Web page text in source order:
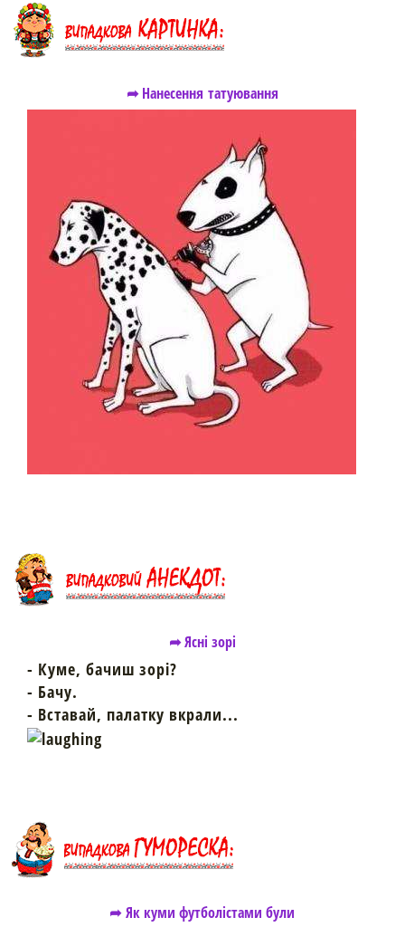
➦ Нанесення татуювання
➦ Ясні зорі
- Куме, бачиш зорі?
- Бачу.
- Вставай, палатку вкрали...
➦ Як куми футболістами були